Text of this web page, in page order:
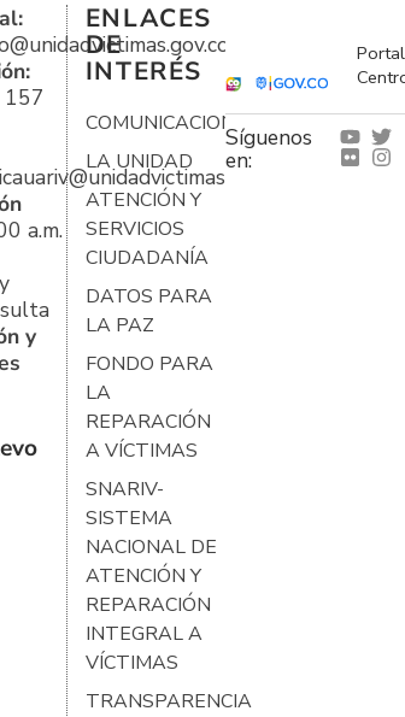
157
a.m.
y
ENLACES
DE
INTERÉS
COMUNICACIONES
LA UNIDAD
ATENCIÓN Y
SERVICIOS
CIUDADANÍA
DATOS PARA
LA PAZ
FONDO PARA
LA
REPARACIÓN
A VÍCTIMAS
SNARIV-
SISTEMA
NACIONAL DE
ATENCIÓN Y
REPARACIÓN
INTEGRAL A
VÍCTIMAS
TRANSPARENCIA
Síguenos
en: